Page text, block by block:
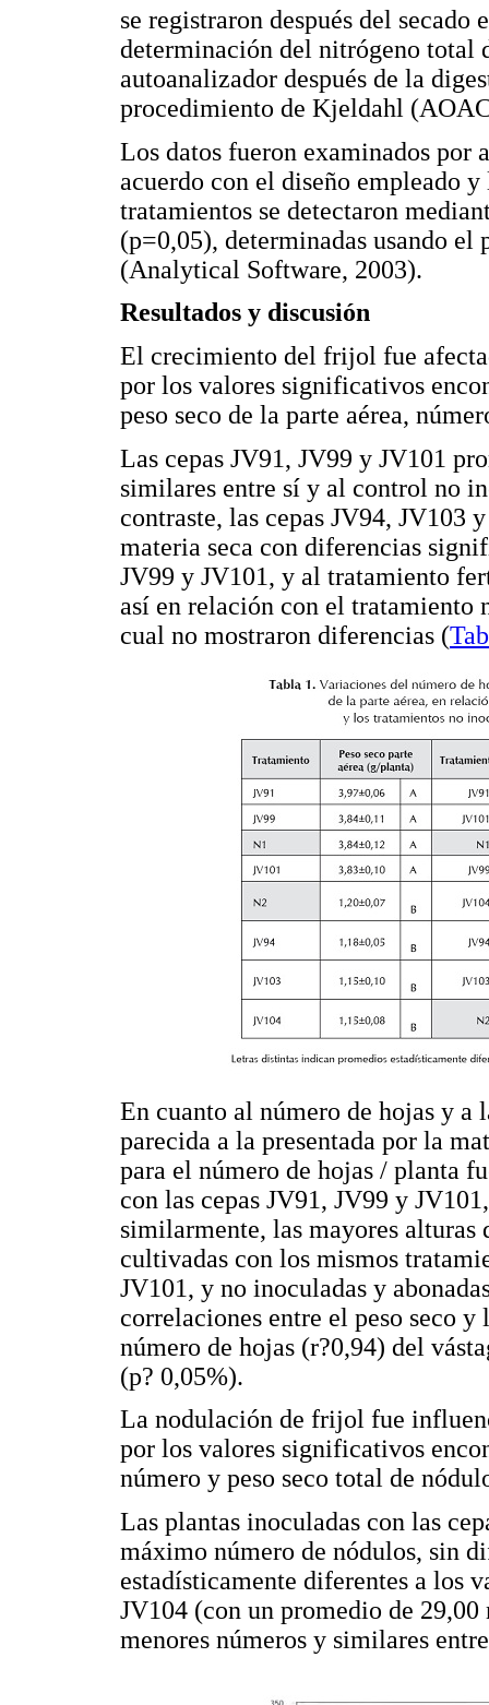
se registraron después del secado
determinación del nitrógeno total
autoanalizador después de la
procedimiento de Kjeldahl
Los datos fueron examinados por
acuerdo con el diseño empleado
tratamientos se detectaron
(p=0,05), determinadas usando
(Analytical Software, 2003).
Resultados y discusión
El crecimiento del frijol fue
por los valores significativos
peso seco de la parte aérea,
Las cepas JV91, JV99 y JV101
similares entre sí y al control no
contraste, las cepas JV94, JV103
materia seca con diferencias
JV99 y JV101, y al tratamiento
así en relación con el tratamiento
cual no mostraron diferencias (
En cuanto al número de hojas y a
parecida a la presentada por la
para el número de hojas / planta
con las cepas JV91, JV99 y
similarmente, las mayores alturas
cultivadas con los mismos
JV101, y no inoculadas y
correlaciones entre el peso seco
número de hojas (r?0,94) del
(p? 0,05%).
La nodulación de frijol fue
por los valores significativos
número y peso seco total de
Las plantas inoculadas con las
máximo número de nódulos, sin
estadísticamente diferentes a los
JV104 (con un promedio de
menores números y similares